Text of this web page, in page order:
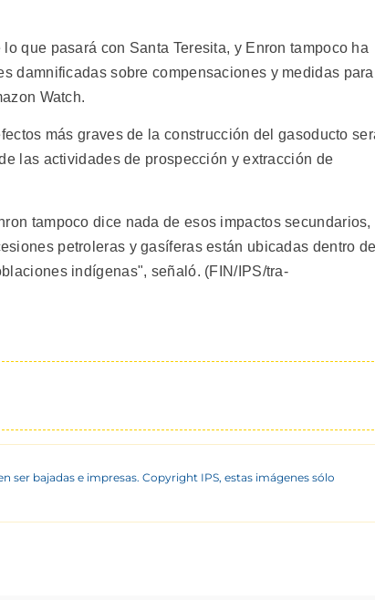
que pasará con Santa Teresita, y Enron tampoco ha
damnificadas sobre compensaciones y medidas para
Watch.
más graves de la construcción del gasoducto
las actividades de prospección y extracción de
tampoco dice nada de esos impactos secundarios,
petroleras y gasíferas están ubicadas dentro
indígenas", señaló. (FIN/IPS/tra-
ser bajadas e impresas. Copyright IPS, estas imágenes sólo